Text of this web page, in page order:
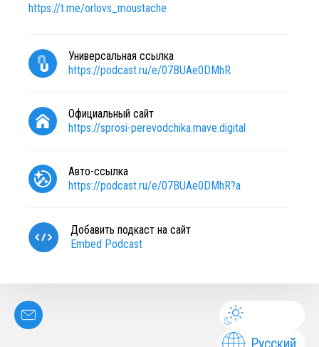
https://t.me/orlovs_moustache
Универсальная ссылка
https://podcast.ru/e/07BUAe0DMhR
Официальный сайт
https://sprosi-perevodchika.mave.digital
Авто-ссылка
https://podcast.ru/e/07BUAe0DMhR?a
Добавить подкаст на сайт
Embed Podcast
Русский